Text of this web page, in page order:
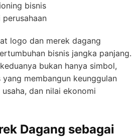
bisnis
logo dan merek dagang
bisnis jangka panjang.
bukan hanya simbol,
membangun keunggulan
dan nilai ekonomi
Dagang sebagai